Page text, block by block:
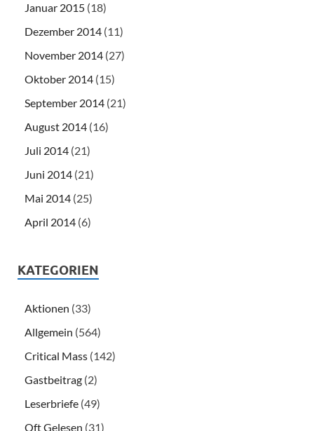
Januar 2015 (18)
Dezember 2014 (11)
November 2014 (27)
Oktober 2014 (15)
September 2014 (21)
August 2014 (16)
Juli 2014 (21)
Juni 2014 (21)
Mai 2014 (25)
April 2014 (6)
KATEGORIEN
Aktionen (33)
Allgemein (564)
Critical Mass (142)
Gastbeitrag (2)
Leserbriefe (49)
Oft Gelesen (31)